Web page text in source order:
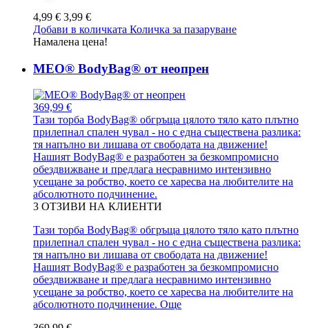
4,99 € 3,99 €
Добави в количката Количка за пазаруване
Намалена цена!
MEO® BodyBag® от неопрен
369,99 €
Тази торба BodyBag® обгръща цялото тяло като плътно
прилепнал спален чувал - но с една съществена разлика:
тя напълно ви лишава от свободата на движение!
Нашият BodyBag® е разработен за безкомпромисно
обездвижване и предлага несравнимо интензивно
усещане за робство, което се харесва на любителите на
абсолютното подчинение.
3 ОТЗИВИ НА КЛИЕНТИ
Тази торба BodyBag® обгръща цялото тяло като плътно
прилепнал спален чувал - но с една съществена разлика:
тя напълно ви лишава от свободата на движение!
Нашият BodyBag® е разработен за безкомпромисно
обездвижване и предлага несравнимо интензивно
усещане за робство, което се харесва на любителите на
абсолютното подчинение. Още